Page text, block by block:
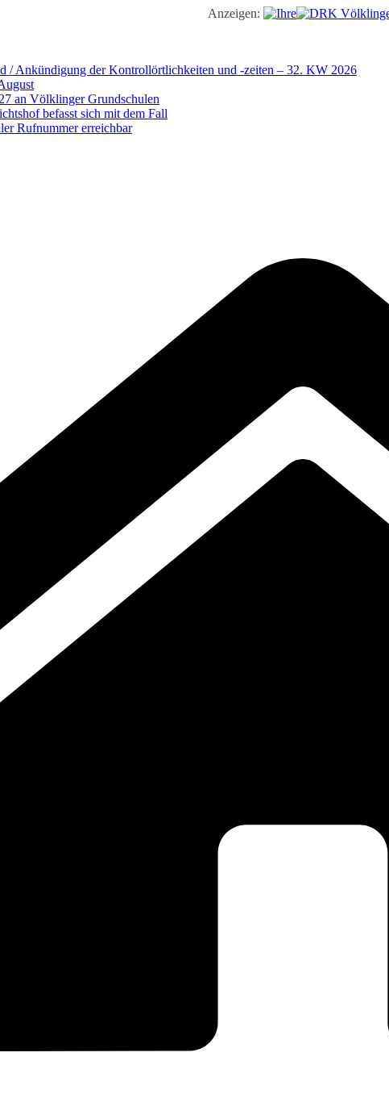
Anzeigen:
/ Ankündigung der Kontrollörtlichkeiten und -zeiten – 32. KW 2026
an Völklinger Grundschulen
befasst sich mit dem Fall
Rufnummer erreichbar